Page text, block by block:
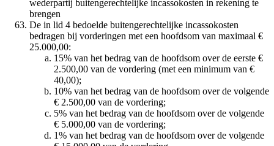
wederpartij buitengerechtelijke incassokosten in rekening te
brengen
De in lid 4 bedoelde buitengerechtelijke incassokosten
bedragen bij vorderingen met een hoofdsom van maximaal €
25.000,00:
15% van het bedrag van de hoofdsom over de eerste €
2.500,00 van de vordering (met een minimum van €
40,00);
10% van het bedrag van de hoofdsom over de volgende
€ 2.500,00 van de vordering;
5% van het bedrag van de hoofdsom over de volgende
€ 5.000,00 van de vordering;
1% van het bedrag van de hoofdsom over de volgende